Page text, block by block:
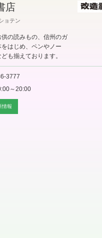
店
ョテン
の読みもの、信州のガ
はじめ、ペンやノー
も揃えております。
3777
～20:00
情報